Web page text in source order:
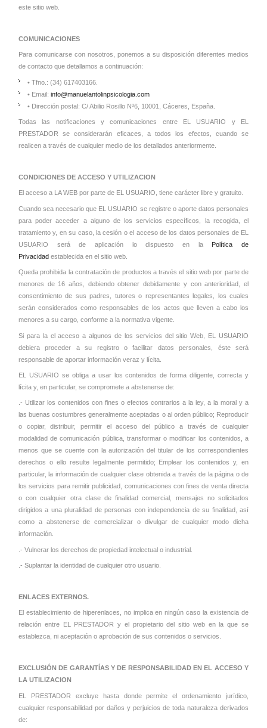
este sitio web.
COMUNICACIONES
Para comunicarse con nosotros, ponemos a su disposición diferentes medios
de contacto que detallamos a continuación:
• Tfno.: (34) 617403166.
• Email: info@manuelantolinpsicologia.com
• Dirección postal: C/ Abilio Rosillo Nº6, 10001, Cáceres, España.
Todas las notificaciones y comunicaciones entre EL USUARIO y EL
PRESTADOR se considerarán eficaces, a todos los efectos, cuando se
realicen a través de cualquier medio de los detallados anteriormente.
CONDICIONES DE ACCESO Y UTILIZACION
El acceso a LA WEB por parte de EL USUARIO, tiene carácter libre y gratuito.
Cuando sea necesario que EL USUARIO se registre o aporte datos personales
para poder acceder a alguno de los servicios específicos, la recogida, el
tratamiento y, en su caso, la cesión o el acceso de los datos personales de EL
USUARIO será de aplicación lo dispuesto en la Política de
Privacidad establecida en el sitio web.
Queda prohibida la contratación de productos a través el sitio web por parte de
menores de 16 años, debiendo obtener debidamente y con anterioridad, el
consentimiento de sus padres, tutores o representantes legales, los cuales
serán considerados como responsables de los actos que lleven a cabo los
menores a su cargo, conforme a la normativa vigente.
Si para la el acceso a algunos de los servicios del sitio Web, EL USUARIO
debiera proceder a su registro o facilitar datos personales, éste será
responsable de aportar información veraz y lícita.
EL USUARIO se obliga a usar los contenidos de forma diligente, correcta y
lícita y, en particular, se compromete a abstenerse de:
.- Utilizar los contenidos con fines o efectos contrarios a la ley, a la moral y a
las buenas costumbres generalmente aceptadas o al orden público; Reproducir
o copiar, distribuir, permitir el acceso del público a través de cualquier
modalidad de comunicación pública, transformar o modificar los contenidos, a
menos que se cuente con la autorización del titular de los correspondientes
derechos o ello resulte legalmente permitido; Emplear los contenidos y, en
particular, la información de cualquier clase obtenida a través de la página o de
los servicios para remitir publicidad, comunicaciones con fines de venta directa
o con cualquier otra clase de finalidad comercial, mensajes no solicitados
dirigidos a una pluralidad de personas con independencia de su finalidad, así
como a abstenerse de comercializar o divulgar de cualquier modo dicha
información.
.- Vulnerar los derechos de propiedad intelectual o industrial.
.- Suplantar la identidad de cualquier otro usuario.
ENLACES EXTERNOS.
El establecimiento de hiperenlaces, no implica en ningún caso la existencia de
relación entre EL PRESTADOR y el propietario del sitio web en la que se
establezca, ni aceptación o aprobación de sus contenidos o servicios.
EXCLUSIÓN DE GARANTÍAS Y DE RESPONSABILIDAD EN EL ACCESO Y
LA UTILIZACION
EL PRESTADOR excluye hasta donde permite el ordenamiento jurídico,
cualquier responsabilidad por daños y perjuicios de toda naturaleza derivados
de: